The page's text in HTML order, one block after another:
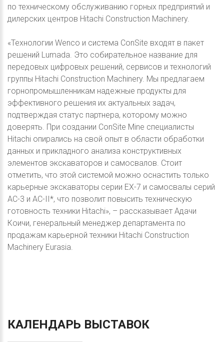
по техническому обслуживанию горных предприятий и
дилерских центров Hitachi Construction Machinery.
«Технологии Wenco и система ConSite входят в пакет
решений Lumada. Это собирательное название для
передовых цифровых решений, сервисов и технологий
группы Hitachi Construction Machinery. Мы предлагаем
горнопромышленникам надежные продукты для
эффективного решения их актуальных задач,
подтверждая статус партнера, которому можно
доверять. При создании ConSite Mine специалисты
Hitachi опирались на свой опыт в области обработки
данных и прикладного анализа конструктивных
элементов экскаваторов и самосвалов. Стоит
отметить, что этой системой можно оснастить только
карьерные экскаваторы серии EX-7 и самосвалы серий
AC-3 и AC-II*, что позволит повысить техническую
готовность техники Hitachi», – рассказывает Адачи
Коичи, генеральный менеджер департамента по
продажам карьерной техники Hitachi Construction
Machinery Eurasia.
КАЛЕНДАРЬ ВЫСТАВОК